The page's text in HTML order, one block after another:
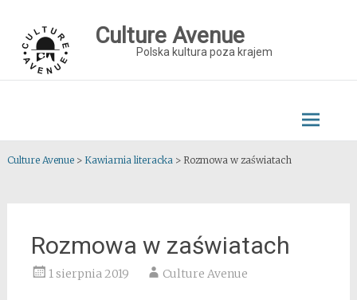
content
Culture Avenue
Polska kultura poza krajem
Culture Avenue> Kawiarnia literacka> Rozmowa w zaświatach
Rozmowa w zaświatach
1 sierpnia 2019 Culture Avenue